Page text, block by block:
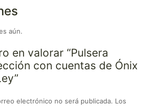
aún.
en valorar “Pulsera
con cuentas de Ónix
electrónico no será publicada. Los